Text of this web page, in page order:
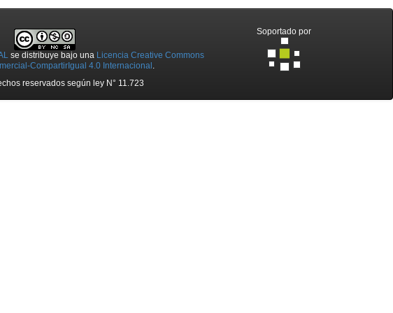
se distribuye bajo una Licencia Creative Commons
CompartirIgual 4.0 Internacional .
reservados según ley N° 11.723
Soportado por